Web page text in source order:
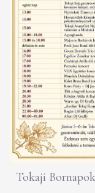
Tokaji